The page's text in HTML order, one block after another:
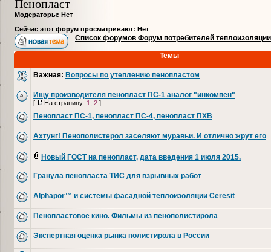
Пенопласт
Модераторы: Нет
Сейчас этот форум просматривают: Нет
Список форумов Форум потребителей теплоизоляции
Темы
Важная: Вопросы по утеплению пенопластом
Ищу производителя пенопласт ПС-1 аналог "инкомпен"
[ На страницу: 1 2 ]
Пенопласт ПС-1, пенопласт ПС-4, пенопласт ПХВ
Ахтунг! Пенополистерол заселяют муравьи. И отлично жрут его
Новый ГОСТ на пенопласт, дата введения 1 июля 2015.
Гранула пенопласта ТИС для взрывных работ
Alphapor™ и системы фасадной теплоизоляции Ceresit
Пенопластовое кино. Фильмы из пенополистирола
Экспертная оценка рынка полистирола в России